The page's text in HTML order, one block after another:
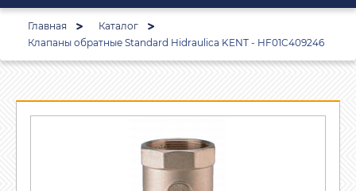
Главная
Каталог
Клапаны обратные Standard Hidraulica KENT - HF01C409246